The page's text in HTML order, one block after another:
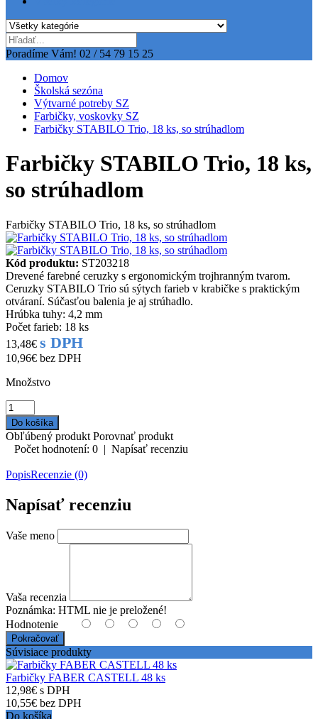
Poradíme Vám! 02 / 54 79 15 25
Domov
Školská sezóna
Výtvarné potreby SZ
Farbičky, voskovky SZ
Farbičky STABILO Trio, 18 ks, so strúhadlom
Farbičky STABILO Trio, 18 ks,
so strúhadlom
Farbičky STABILO Trio, 18 ks, so strúhadlom
Kód produktu: ST203218
Drevené farebné ceruzky s ergonomickým trojhranným tvarom.
Ceruzky STABILO Trio sú sýtych farieb v krabičke s praktickým
otváraní. Súčasťou balenia je aj strúhadlo.
Hrúbka tuhy: 4,2 mm
Počet farieb: 18 ks
13,48€ s DPH
10,96€ bez DPH
Množstvo
Obľúbený produkt Porovnať produkt
Počet hodnotení: 0 | Napísať recenziu
PopisRecenzie (0)
Napísať recenziu
Vaše meno
Vaša recenzia
Poznámka: HTML nie je preložené!
Hodnotenie
Pokračovať
Súvisiace produkty
Farbičky FABER CASTELL 48 ks
12,98€ s DPH
10,55€ bez DPH
Do košíka